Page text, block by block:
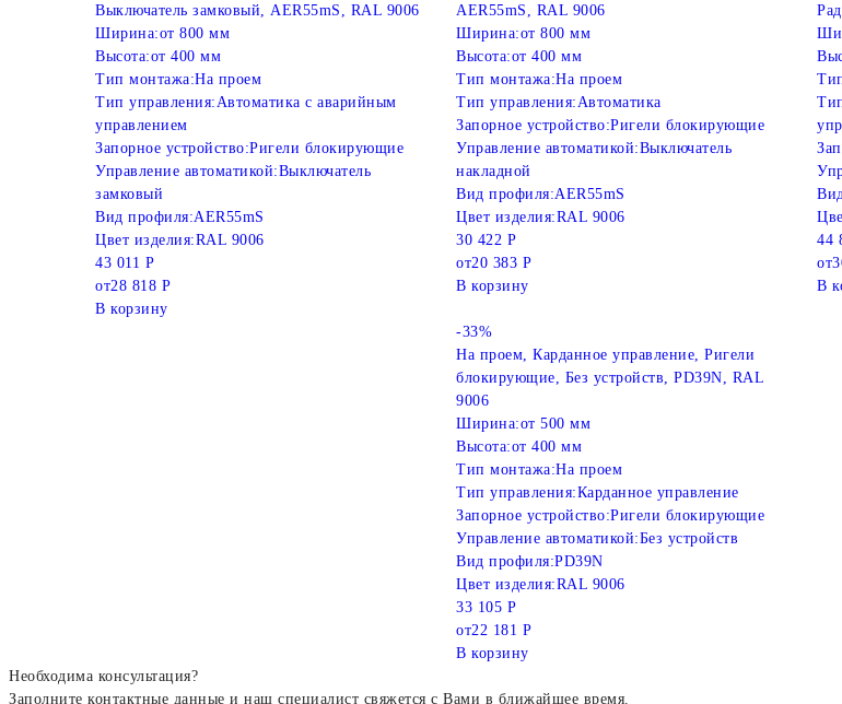
Выключатель замковый, AER55mS, RAL 9006
Ширина:от 800 мм
Высота:от 400 мм
Тип монтажа:На проем
Тип управления: Автоматика с аварийным
управлением
Запорное устройство:Ригели блокирующие
Управление автоматикой:Выключатель
замковый
Вид профиля:AER55mS
Цвет изделия:RAL 9006
43 011 Р
от28 818 Р
В корзину
AER55mS, RAL 9006
Ширина:от 800 мм
Высота:от 400 мм
Тип монтажа:На проем
Тип управления: Автоматика
Запорное устройство:Ригели блокирующие
Управление автоматикой:Выключатель
накладной
Вид профиля:AER55mS
Цвет изделия:RAL 9006
30 422 Р
от20 383 Р
В корзину
44
от
В
-33%
На проем, Карданное управление, Ригели
блокирующие, Без устройств, PD39N, RAL
9006
Ширина:от 500 мм
Высота:от 400 мм
Тип монтажа:На проем
Тип управления:Карданное управление
Запорное устройство:Ригели блокирующие
Управление автоматикой:Без устройств
Вид профиля:PD39N
Цвет изделия:RAL 9006
33 105 Р
от22 181 Р
В корзину
Необходима консультация?
Заполните контактные данные и наш специалист свяжется с Вами в ближайшее время.